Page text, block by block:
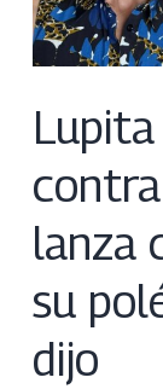
Lupita
lanza
su
dijo